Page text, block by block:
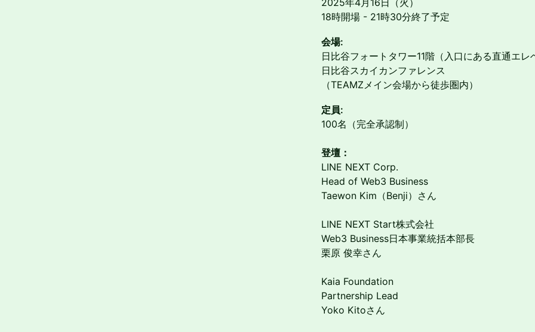
2025年4月16日（火）
18時開場 - 21時30分終了予定
会場:
日比谷フォートタワー11階（入口にある直通エレ
日比谷スカイカンファレンス
（TEAMZメイン会場から徒歩圏内）
定員:
100名（完全承認制）
登壇：
LINE NEXT Corp.
Head of Web3 Business
Taewon Kim（Benji）さん
LINE NEXT Start株式会社
Web3 Business日本事業統括本部長
栗原 俊幸さん
Kaia Foundation
Partnership Lead
Yoko Kitoさん